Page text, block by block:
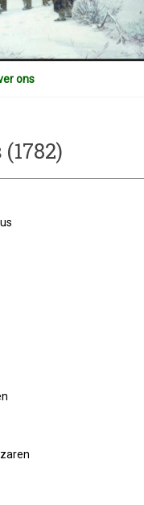
ons